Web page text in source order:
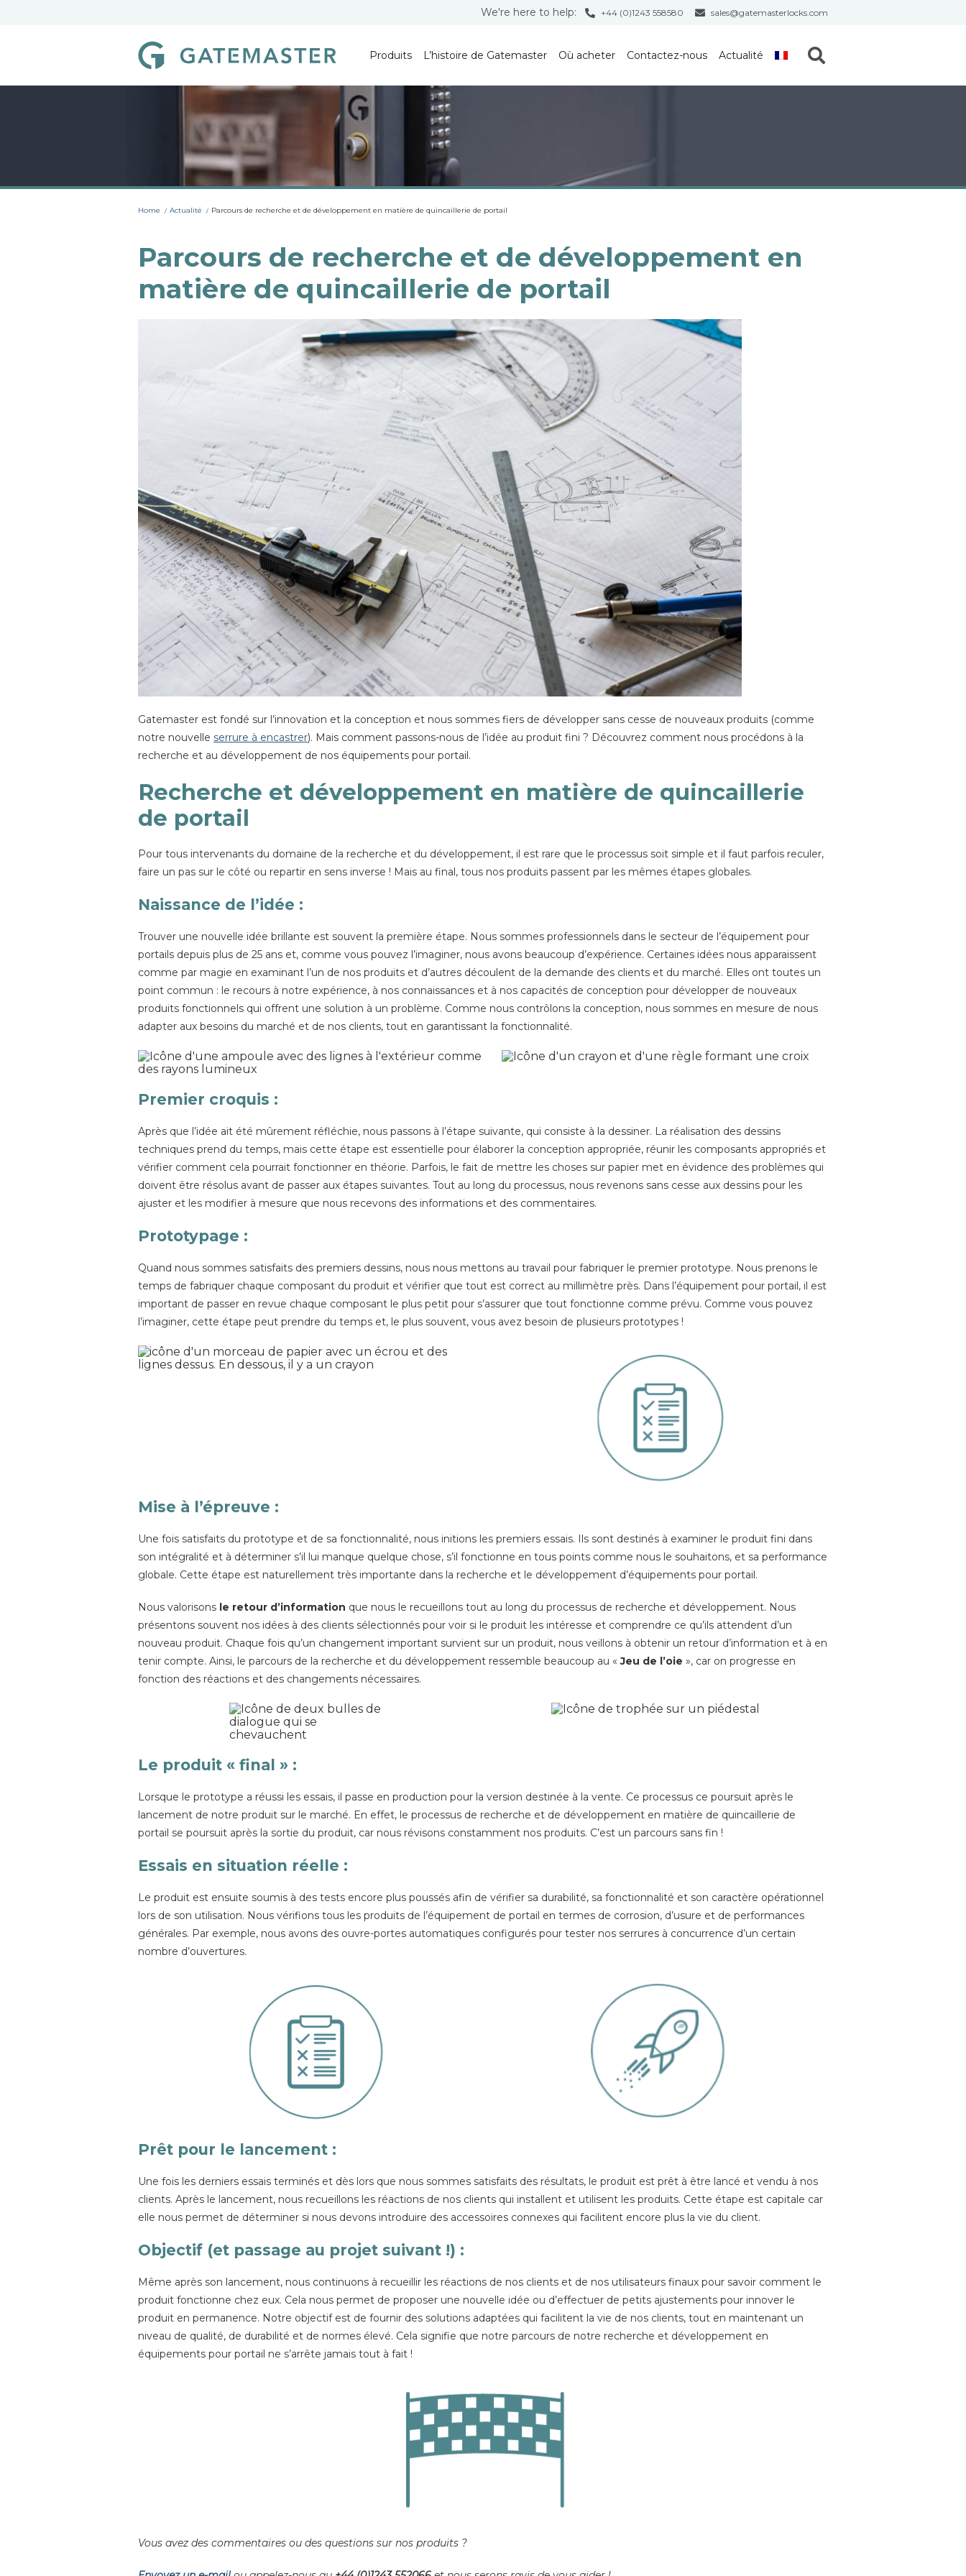
c
We're here to help: +44 (0)1243 558580 sales@gatemasterlocks.com
G
a
t
e
r
o
c
k
s
Produits L’histoire de Gatemaster Où acheter Contactez-nous Actualité
e
Home Actualité Parcours de recherche et de développement en matière de quincaillerie de portail
Parcours de recherche et de développement en
matière de quincaillerie de portail
Gatemaster est fondé sur l’innovation et la conception et nous sommes fiers de développer sans cesse de nouveaux produits (comme
notre nouvelle serrure à encastrer). Mais comment passons-nous de l’idée au produit fini ? Découvrez comment nous procédons à la
recherche et au développement de nos équipements pour portail.
Recherche et développement en matière de quincaillerie
de portail
Pour tous intervenants du domaine de la recherche et du développement, il est rare que le processus soit simple et il faut parfois reculer,
faire un pas sur le côté ou repartir en sens inverse ! Mais au final, tous nos produits passent par les mêmes étapes globales.
Naissance de l’idée :
Trouver une nouvelle idée brillante est souvent la première étape. Nous sommes professionnels dans le secteur de l’équipement pour
portails depuis plus de 25 ans et, comme vous pouvez l’imaginer, nous avons beaucoup d’expérience. Certaines idées nous apparaissent
comme par magie en examinant l’un de nos produits et d’autres découlent de la demande des clients et du marché. Elles ont toutes un
point commun : le recours à notre expérience, à nos connaissances et à nos capacités de conception pour développer de nouveaux
produits fonctionnels qui offrent une solution à un problème. Comme nous contrôlons la conception, nous sommes en mesure de nous
adapter aux besoins du marché et de nos clients, tout en garantissant la fonctionnalité.
Premier croquis :
Après que l’idée ait été mûrement réfléchie, nous passons à l’étape suivante, qui consiste à la dessiner. La réalisation des dessins
techniques prend du temps, mais cette étape est essentielle pour élaborer la conception appropriée, réunir les composants appropriés et
vérifier comment cela pourrait fonctionner en théorie. Parfois, le fait de mettre les choses sur papier met en évidence des problèmes qui
doivent être résolus avant de passer aux étapes suivantes. Tout au long du processus, nous revenons sans cesse aux dessins pour les
ajuster et les modifier à mesure que nous recevons des informations et des commentaires.
Prototypage :
Quand nous sommes satisfaits des premiers dessins, nous nous mettons au travail pour fabriquer le premier prototype. Nous prenons le
temps de fabriquer chaque composant du produit et vérifier que tout est correct au millimètre près. Dans l’équipement pour portail, il est
important de passer en revue chaque composant le plus petit pour s’assurer que tout fonctionne comme prévu. Comme vous pouvez
l’imaginer, cette étape peut prendre du temps et, le plus souvent, vous avez besoin de plusieurs prototypes !
Mise à l’épreuve :
Une fois satisfaits du prototype et de sa fonctionnalité, nous initions les premiers essais. Ils sont destinés à examiner le produit fini dans
son intégralité et à déterminer s’il lui manque quelque chose, s’il fonctionne en tous points comme nous le souhaitons, et sa performance
globale. Cette étape est naturellement très importante dans la recherche et le développement d’équipements pour portail.
Nous valorisons le retour d’information que nous le recueillons tout au long du processus de recherche et développement. Nous
présentons souvent nos idées à des clients sélectionnés pour voir si le produit les intéresse et comprendre ce qu’ils attendent d’un
nouveau produit. Chaque fois qu’un changement important survient sur un produit, nous veillons à obtenir un retour d’information et à en
tenir compte. Ainsi, le parcours de la recherche et du développement ressemble beaucoup au «Jeu de l’oie », car on progresse en
fonction des réactions et des changements nécessaires.
Le produit « final » :
Lorsque le prototype a réussi les essais, il passe en production pour la version destinée à la vente. Ce processus ce poursuit après le
lancement de notre produit sur le marché. En effet, le processus de recherche et de développement en matière de quincaillerie de
portail se poursuit après la sortie du produit, car nous révisons constamment nos produits. C’est un parcours sans fin !
Essais en situation réelle :
Le produit est ensuite soumis à des tests encore plus poussés afin de vérifier sa durabilité, sa fonctionnalité et son caractère opérationnel
lors de son utilisation. Nous vérifions tous les produits de l’équipement de portail en termes de corrosion, d’usure et de performances
générales. Par exemple, nous avons des ouvre-portes automatiques configurés pour tester nos serrures à concurrence d’un certain
nombre d’ouvertures.
Prêt pour le lancement :
Une fois les derniers essais terminés et dès lors que nous sommes satisfaits des résultats, le produit est prêt à être lancé et vendu à nos
clients. Après le lancement, nous recueillons les réactions de nos clients qui installent et utilisent les produits. Cette étape est capitale car
elle nous permet de déterminer si nous devons introduire des accessoires connexes qui facilitent encore plus la vie du client.
Objectif (et passage au projet suivant !) :
Même après son lancement, nous continuons à recueillir les réactions de nos clients et de nos utilisateurs finaux pour savoir comment le
produit fonctionne chez eux. Cela nous permet de proposer une nouvelle idée ou d’effectuer de petits ajustements pour innover le
produit en permanence. Notre objectif est de fournir des solutions adaptées qui facilitent la vie de nos clients, tout en maintenant un
niveau de qualité, de durabilité et de normes élevé. Cela signifie que notre parcours de notre recherche et développement en
équipements pour portail ne s’arrête jamais tout à fait !
Vous avez des commentaires ou des questions sur nos produits ?